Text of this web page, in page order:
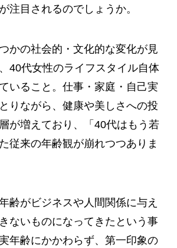
注目されるのでしょうか。
かの社会的・文化的な変化が見
40代女性のライフスタイル自体
いること。仕事・家庭・自己実
りながら、健康や美しさへの投
が増えており、「40代はもう若
従来の年齢観が崩れつつありま
齢がビジネスや人間関係に与え
ないものになってきたという事
年齢にかかわらず、第一印象の